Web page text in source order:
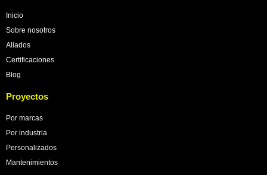
Inicio
Sobre nosotros
Aliados
Certificaciones
Blog
Proyectos
Por marcas
Por industria
Personalizados
Mantenimientos